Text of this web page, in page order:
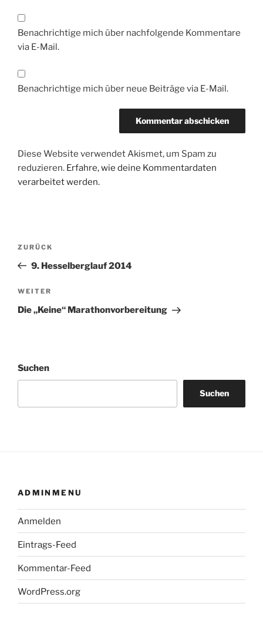
Benachrichtige mich über nachfolgende Kommentare
via E-Mail.
Benachrichtige mich über neue Beiträge via E-Mail.
Diese Website verwendet Akismet, um Spam zu
reduzieren. Erfahre, wie deine Kommentardaten
verarbeitet werden.
Beitragsnavigation
Vorheriger
Beitrag
ZURÜCK
9. Hesselberglauf 2014
Nächster
Beitrag
WEITER
Die „Keine“ Marathonvorbereitung
Suchen
Suchen
ADMINMENU
Anmelden
Eintrags-Feed
Kommentar-Feed
WordPress.org